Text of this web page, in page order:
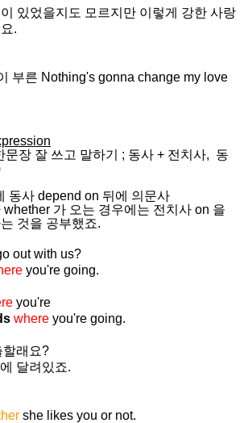
있었을지도 모르지만 이렇게 강한 사랑
.
부른 Nothing's gonna change my love
문장 잘 쓰고 말하기 ; 동사 + 전치사, 동
동사 depend on 뒤에 의문사
가 오는 경우에는 전치사 on 을
것을 공부했죠.
out with us?
you're going.
you're
where you're going.
할래요?
달려있죠.
she likes you or not.